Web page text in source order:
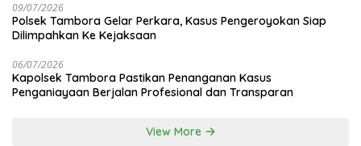
09/07/2026
Polsek Tambora Gelar Perkara, Kasus Pengeroyokan Siap
Dilimpahkan Ke Kejaksaan
06/07/2026
Kapolsek Tambora Pastikan Penanganan Kasus
Penganiayaan Berjalan Profesional dan Transparan
View More